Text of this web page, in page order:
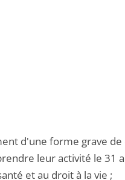
d'une forme grave de
leur activité le 31
et au droit à la vie ;